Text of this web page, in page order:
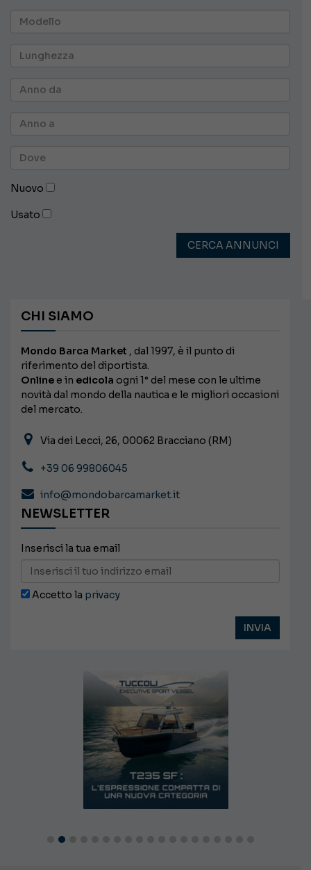
Nuovo
Usato
CERCA ANNUNCI
CHI SIAMO
Mondo Barca Market , dal 1997, è il punto di
riferimento del diportista.
Online e in edicola ogni 1° del mese con le ultime
novità dal mondo della nautica e le migliori occasioni
del mercato.
Via dei Lecci, 26, 00062 Bracciano (RM)
+39 06 99806045
info@mondobarcamarket.it
NEWSLETTER
Inserisci la tua email
Accetto la privacy